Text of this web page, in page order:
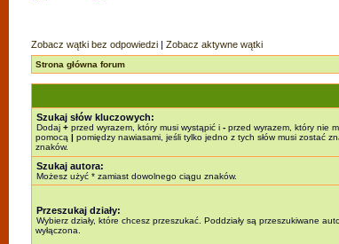
Zobacz wątki bez odpowiedzi | Zobacz aktywne wątki
Strona główna forum
Szukaj słów kluczowych:
Dodaj + przed wyrazem, który musi wystąpić i - przed wyrazem, który nie
pomocą | pomiędzy nawiasami, jeśli tylko jedno z tych słów musi zostać
znaków.
Szukaj autora:
Możesz użyć * zamiast dowolnego ciągu znaków.
Przeszukaj działy:
Wybierz działy, które chcesz przeszukać. Poddziały są przeszukiwane
wyłączona.